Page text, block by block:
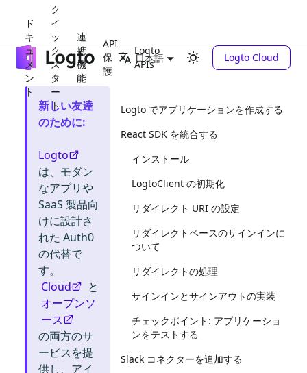
ド
キ
ュ
メ
ン
ト
ク
イ
ッ
ク
ス
タ
ー
ト
連
携
機
能
API
保
護
Logto
APIs
日本語 Logto Cloud
新しい友達
のために:
Logto
は、モダン
なアプリや
SaaS 製品向
けに設計さ
れた Auth0
の代替で
す。
Cloud
と
オープンソ
ース
の両方のサ
ービスを提
供し、アイ
Logto でアプリケーションを作成する
React SDK を統合する
インストール
LogtoClient の初期化
リダイレクト URI の設定
リダイレクトベースのサインインに
ついて
リダイレクトの処理
サインインとサインアウトの実装
チェックポイント: アプリケーショ
ンをテストする
Slack コネクターを追加する